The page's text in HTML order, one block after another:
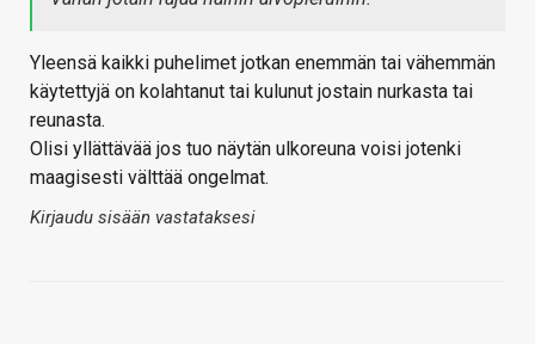
Yleensä kaikki puhelimet jotkan enemmän tai vähemmän
käytettyjä on kolahtanut tai kulunut jostain nurkasta tai
reunasta.
Olisi yllättävää jos tuo näytän ulkoreuna voisi jotenki
maagisesti välttää ongelmat.
Kirjaudu sisään vastataksesi